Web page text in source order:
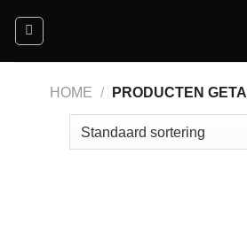
naar
HOME / PRODUCTEN